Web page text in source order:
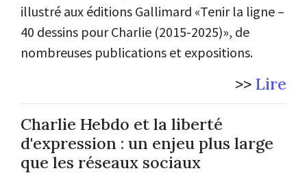
illustré aux éditions Gallimard «Tenir la ligne –
40 dessins pour Charlie (2015-2025)», de
nombreuses publications et expositions.
>> Lire
Charlie Hebdo et la liberté
d'expression : un enjeu plus large
que les réseaux sociaux